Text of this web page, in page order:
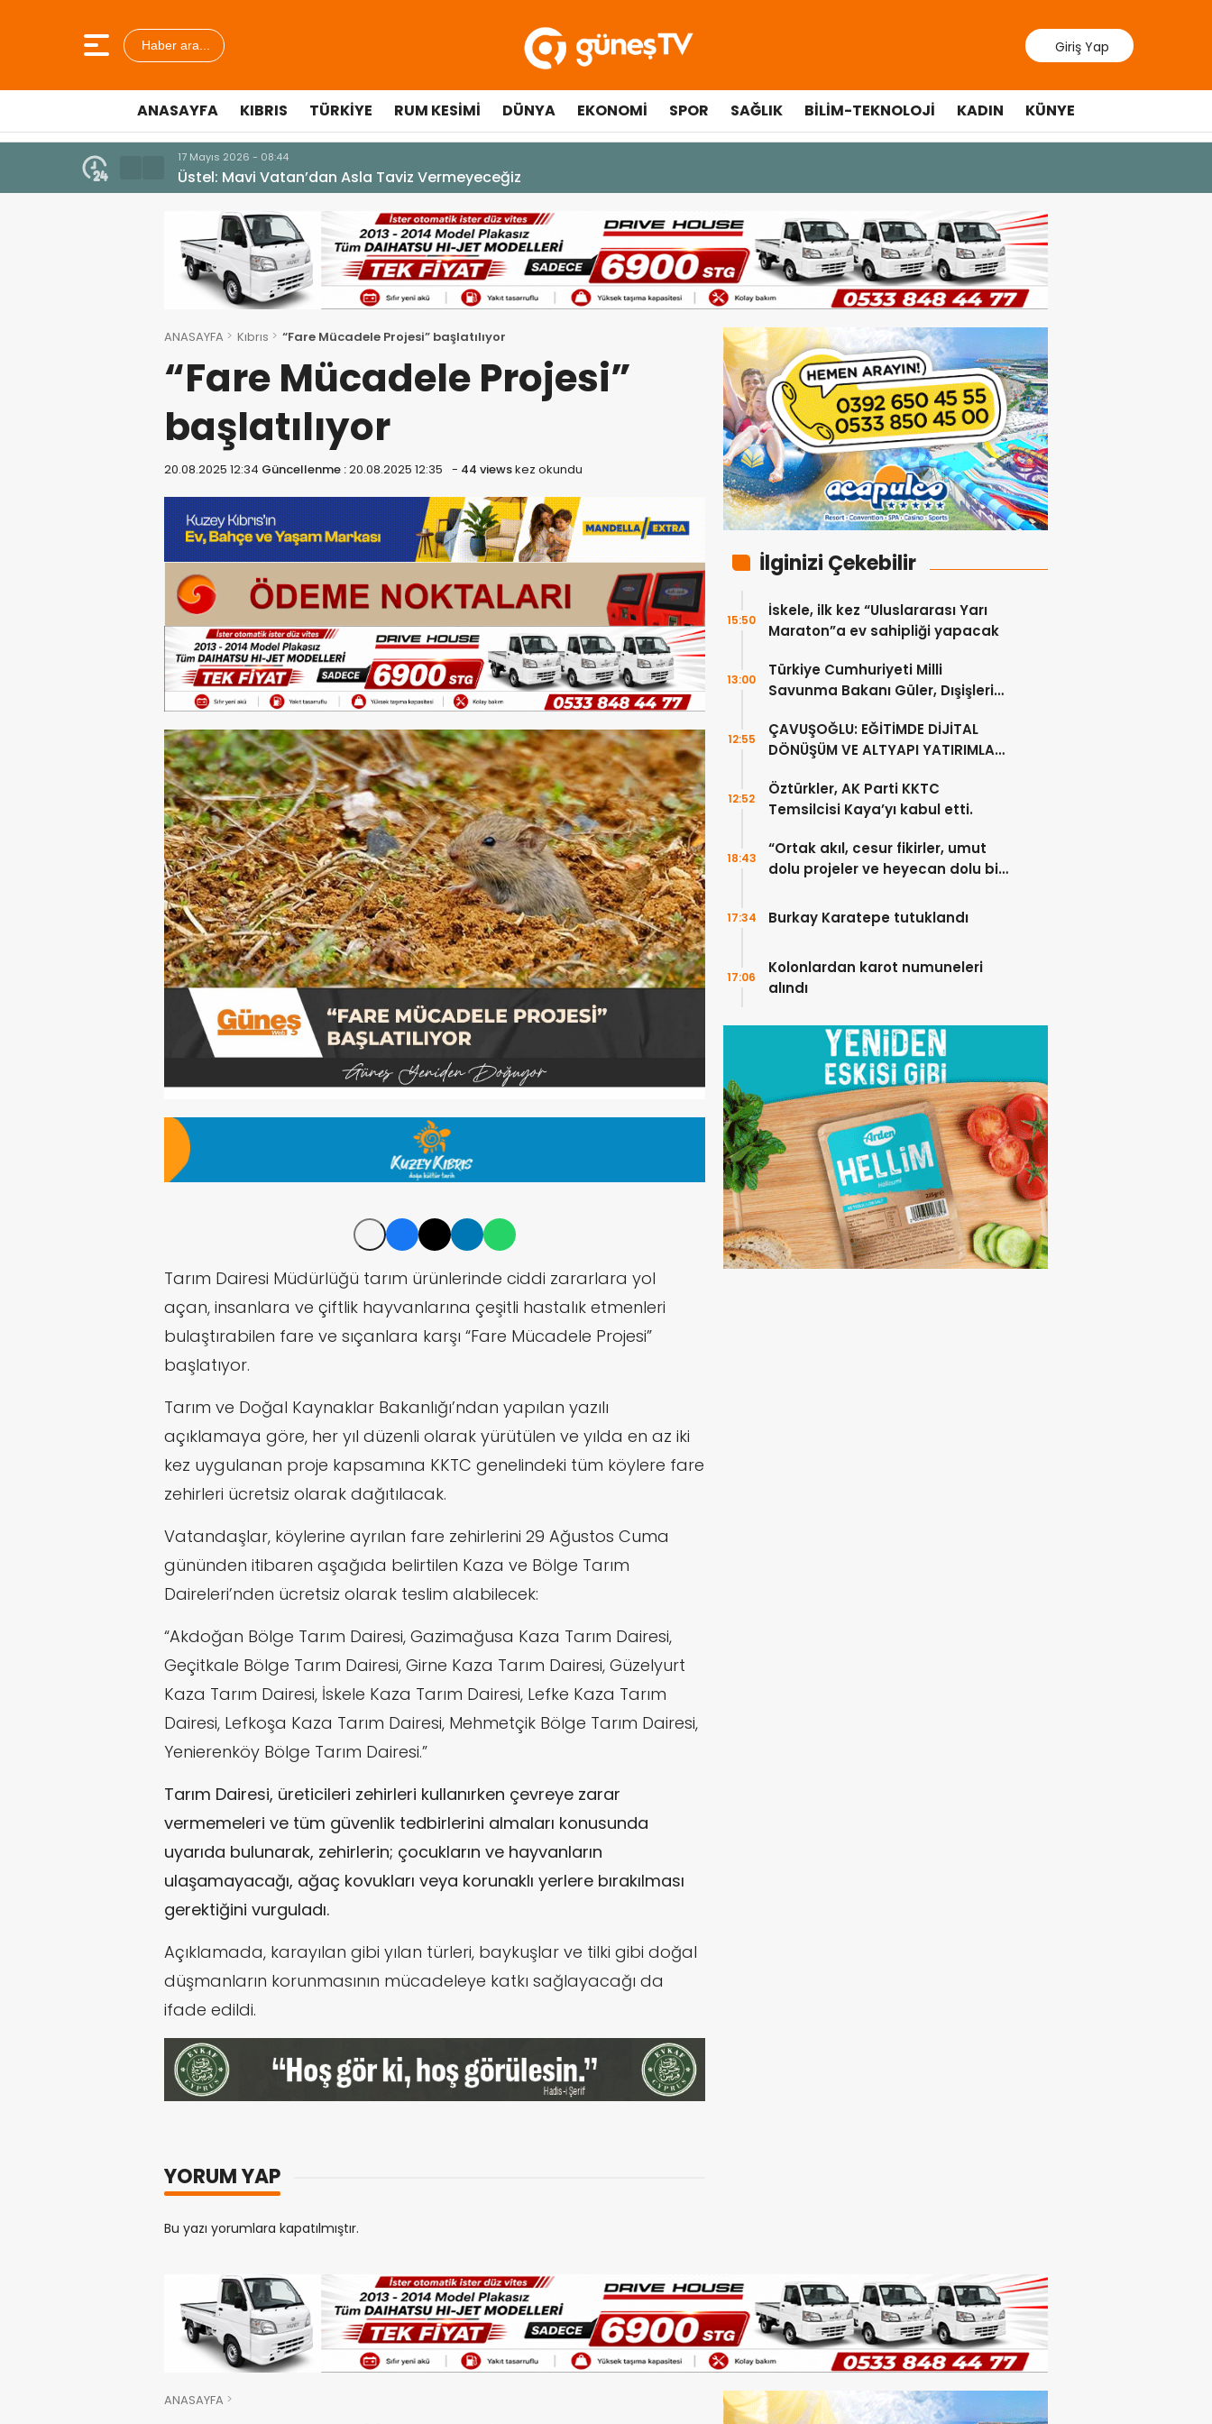
Haber ara... Giriş Yap
ANASAYFA KIBRIS TÜRKIYE RUM KESIMI DÜNYA EKONOMI SPOR SAĞLIK BILIM-TEKNOLOJI KADIN KÜNYE
10 Temmuz 2026 - 18:49
Cumhurbaşkanı Erhürman sergi açılışında fenalaşarak hastaneye kaldırıldı
ANASAYFA Kıbrıs “Fare Mücadele Projesi” başlatılıyor
“Fare Mücadele Projesi”
başlatılıyor
20.08.2025 12:34 Güncellenme :20.08.2025 12:35 - 44 viewskez okundu
Tarım Dairesi Müdürlüğü tarım ürünlerinde ciddi zararlara yol
açan, insanlara ve çiftlik hayvanlarına çeşitli hastalık etmenleri
bulaştırabilen fare ve sıçanlara karşı “Fare Mücadele Projesi”
başlatıyor.
Tarım ve Doğal Kaynaklar Bakanlığı’ndan yapılan yazılı
açıklamaya göre, her yıl düzenli olarak yürütülen ve yılda en az iki
kez uygulanan proje kapsamına KKTC genelindeki tüm köylere fare
zehirleri ücretsiz olarak dağıtılacak.
Vatandaşlar, köylerine ayrılan fare zehirlerini 29 Ağustos Cuma
gününden itibaren aşağıda belirtilen Kaza ve Bölge Tarım
Daireleri’nden ücretsiz olarak teslim alabilecek:
“Akdoğan Bölge Tarım Dairesi, Gazimağusa Kaza Tarım Dairesi,
Geçitkale Bölge Tarım Dairesi, Girne Kaza Tarım Dairesi, Güzelyurt
Kaza Tarım Dairesi, İskele Kaza Tarım Dairesi, Lefke Kaza Tarım
Dairesi, Lefkoşa Kaza Tarım Dairesi, Mehmetçik Bölge Tarım Dairesi,
Yenierenköy Bölge Tarım Dairesi.”
Tarım Dairesi, üreticileri zehirleri kullanırken çevreye zarar
vermemeleri ve tüm güvenlik tedbirlerini almaları konusunda
uyarıda bulunarak, zehirlerin; çocukların ve hayvanların
ulaşamayacağı, ağaç kovukları veya korunaklı yerlere bırakılması
gerektiğini vurguladı.
Açıklamada, karayılan gibi yılan türleri, baykuşlar ve tilki gibi doğal
düşmanların korunmasının mücadeleye katkı sağlayacağı da
ifade edildi.
YORUM YAP
Bu yazı yorumlara kapatılmıştır.
İlginizi Çekebilir
İskele, ilk kez “Uluslararası Yarı
Maraton”a ev sahipliği yapacak
15:50
Türkiye Cumhuriyeti Milli
Savunma Bakanı Güler, Dışişleri
görüştü
13:00
ÇAVUŞOĞLU: EĞİTİMDE DİJİTAL
DÖNÜŞÜM VE ALTYAPI YATIRIMLARI
12:55
Öztürkler, AK Parti KKTC
Temsilcisi Kaya’yı kabul etti.
12:52
“Ortak akıl, cesur fikirler, umut
dolu projeler ve heyecan dolu bir
18:43
Burkay Karatepe tutuklandı
17:34
Kolonlardan karot numuneleri
alındı
17:06
ANASAYFA